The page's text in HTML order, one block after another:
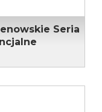
Seria